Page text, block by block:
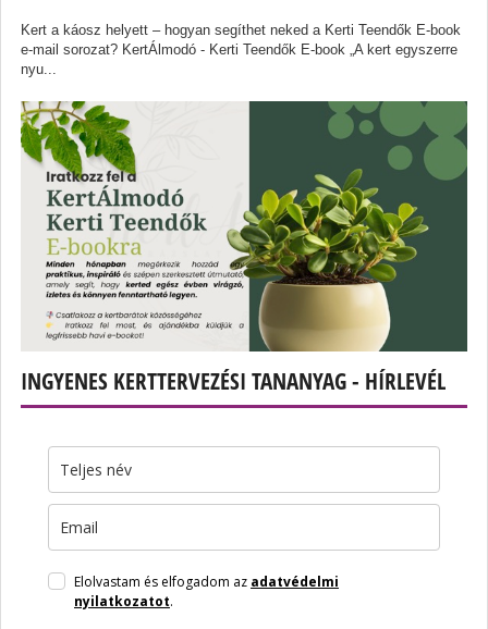
Kert a káosz helyett – hogyan segíthet neked a Kerti Teendők E-book
e-mail sorozat? KertÁlmodó - Kerti Teendők E-book „A kert egyszerre
nyu...
INGYENES KERTTERVEZÉSI TANANYAG - HÍRLEVÉL
Elolvastam és elfogadom az adatvédelmi
nyilatkozatot.